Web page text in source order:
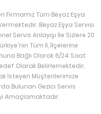
Firmamız Tüm Beyaz Eşya
Beyaz Eşya Servisi
Servis Anlayışı İle Sizlere 20
Tüm İl, İlçelerine
Bağlı Olarak 6/24 Saat
Olarak Belirlemektedir.
İsteyen Müşterilerimize
Bulunan Gezici Servis
Amaçlamaktadır.